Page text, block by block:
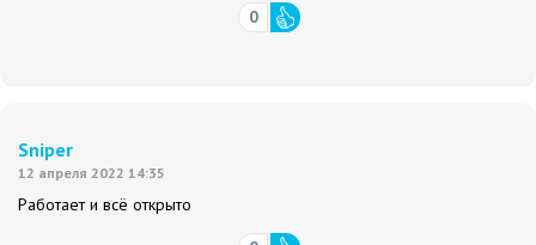
0
Sniper
12 апреля 2022 14:35
Работает и всё открыто